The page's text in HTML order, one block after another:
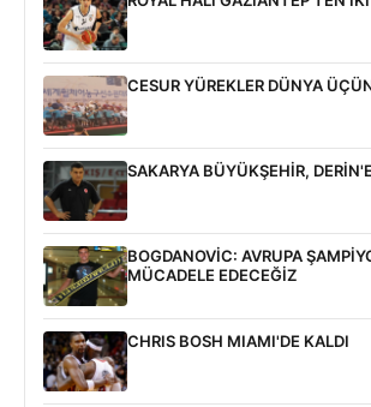
CESUR YÜREKLER DÜNYA
SAKARYA BÜYÜKŞEHİR,
BOGDANOVİC: AVRUPA
MÜCADELE EDECEĞİZ
CHRIS BOSH MIAMI'DE KALDI